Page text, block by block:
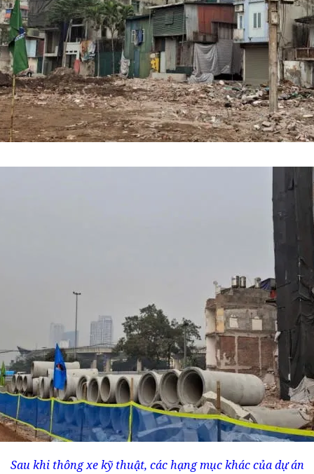
Sau khi thông xe kỹ thuật, các hạng mục khác của dự án